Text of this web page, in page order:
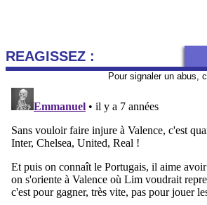
REAGISSEZ :
Pour signaler un abus,